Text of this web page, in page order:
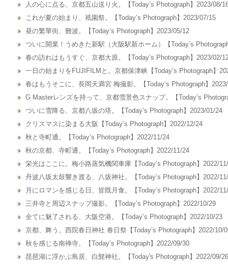
人の心に点る、京都五山送り火。【Today’s Photograph】2023/08/
これが夏の始まり、祇園祭。【Today’s Photograph】2023/07/15
昼の繁華街、難波。【Today’s Photograph】2023/05/12
ついに開業！うめきた新駅（大阪駅新ホーム）【Today’s
春の訪れはもうすぐ、京都大原。【Today’s Photograph】2023/02/
一日の始まりをFUJIFILMと。京都保津峡【Today’s Photograph】
春はもうそこに、長岡天満宮 梅撮影。【Today’s Photograph】
G Masterレンズを持って、京都雪景色スナップ。【Today’s
ついに雪降る、京都八坂の塔。【Today’s Photograph】2023/01/24
クリスマスに染まる大阪【Today’s Photograph】2022/12/24
秋と寺町通。【Today’s Photograph】2022/11/24
秋の京都、寺町通。【Today’s Photograph】2022/11/24
栄光はここに。梅小路蒸気機関車庫【Today’s Photograph】2022/
丹波八坂太鼓響き渡る、八坂神社。【Today’s Photograph】2022/
月にロマンを感じる日、皆既月食。【Today’s Photograph】2022/
三井寺と周辺スナップ撮影。【Today’s Photograph】2022/10/29
全てに魅了される、大阪空港。【Today’s Photograph】2022/10/23
京都、舞う。西院春日神社 春日祭【Today’s Photograph】2022/10/
秋を感じる南禅寺。【Today’s Photograph】2022/09/30
琵琶湖に浮かぶ鳥居、白髭神社。【Today's Photograph】2022/09/26